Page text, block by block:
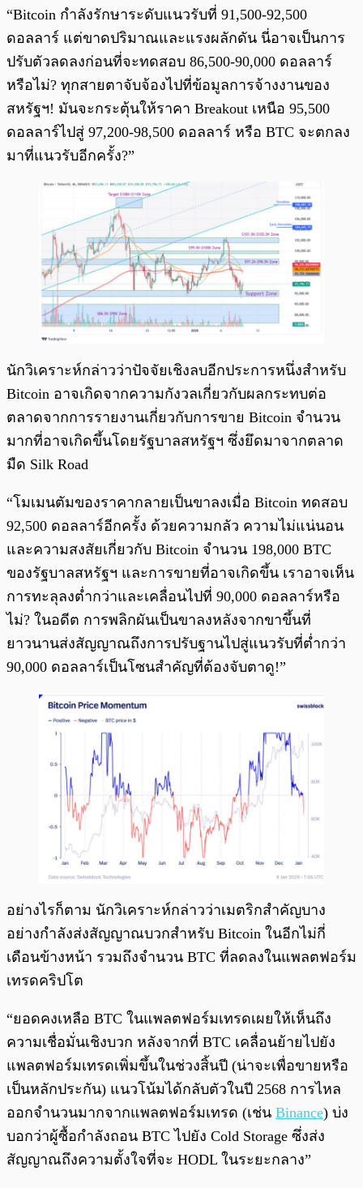
“Bitcoin กำลังรักษาระดับแนวรับที่ 91,500-92,500
ดอลลาร์ แต่ขาดปริมาณและแรงผลักดัน นี่อาจเป็นการ
ปรับตัวลดลงก่อนที่จะทดสอบ 86,500-90,000 ดอลลาร์
หรือไม่? ทุกสายตาจับจ้องไปที่ข้อมูลการจ้างงานของ
สหรัฐฯ! มันจะกระตุ้นให้ราคา Breakout เหนือ 95,500
ดอลลาร์ไปสู่ 97,200-98,500 ดอลลาร์ หรือ BTC จะตกลง
มาที่แนวรับอีกครั้ง?”
นักวิเคราะห์กล่าวว่าปัจจัยเชิงลบอีกประการหนึ่งสำหรับ
Bitcoin อาจเกิดจากความกังวลเกี่ยวกับผลกระทบต่อ
ตลาดจากการรายงานเกี่ยวกับการขาย Bitcoin จำนวน
มากที่อาจเกิดขึ้นโดยรัฐบาลสหรัฐฯ ซึ่งยึดมาจากตลาด
มืด Silk Road
“โมเมนตัมของราคากลายเป็นขาลงเมื่อ Bitcoin ทดสอบ
92,500 ดอลลาร์อีกครั้ง ด้วยความกลัว ความไม่แน่นอน
และความสงสัยเกี่ยวกับ Bitcoin จำนวน 198,000 BTC
ของรัฐบาลสหรัฐฯ และการขายที่อาจเกิดขึ้น เราอาจเห็น
การทะลุลงต่ำกว่าและเคลื่อนไปที่ 90,000 ดอลลาร์หรือ
ไม่? ในอดีต การพลิกผันเป็นขาลงหลังจากขาขึ้นที่
ยาวนานส่งสัญญาณถึงการปรับฐานไปสู่แนวรับที่ต่ำกว่า
90,000 ดอลลาร์เป็นโซนสำคัญที่ต้องจับตาดู!”
อย่างไรก็ตาม นักวิเคราะห์กล่าวว่าเมตริกสำคัญบาง
อย่างกำลังส่งสัญญาณบวกสำหรับ Bitcoin ในอีกไม่กี่
เดือนข้างหน้า รวมถึงจำนวน BTC ที่ลดลงในแพลตฟอร์ม
เทรดคริปโต
“ยอดคงเหลือ BTC ในแพลตฟอร์มเทรดเผยให้เห็นถึง
ความเชื่อมั่นเชิงบวก หลังจากที่ BTC เคลื่อนย้ายไปยัง
แพลตฟอร์มเทรดเพิ่มขึ้นในช่วงสิ้นปี (น่าจะเพื่อขายหรือ
เป็นหลักประกัน) แนวโน้มได้กลับตัวในปี 2568 การไหล
ออกจำนวนมากจากแพลตฟอร์มเทรด (เช่น Binance) บ่ง
บอกว่าผู้ซื้อกำลังถอน BTC ไปยัง Cold Storage ซึ่งส่ง
สัญญาณถึงความตั้งใจที่จะ HODL ในระยะกลาง”